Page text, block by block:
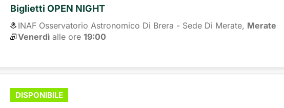
Biglietti OPEN NIGHT
INAF Osservatorio Astronomico Di Brera - Sede Di Merate, Merate
Venerdì alle ore 19:00
DISPONIBILE